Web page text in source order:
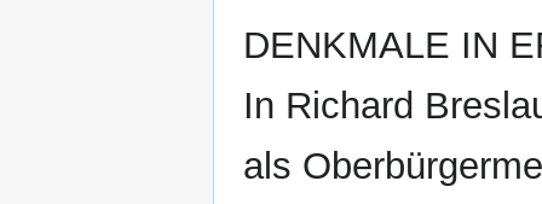
DENKMALE IN
In Richard
als